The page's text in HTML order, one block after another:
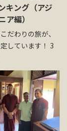
せ
検索
キング（アジ
ア編）
だわりの旅が、
しています！ 3